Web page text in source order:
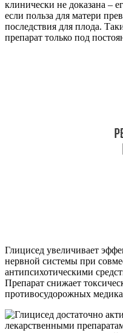
клинически не доказана –
если польза для матери
последствия для плода.
препарат только под
Глицисед увеличивает
нервной системы при
антипсихотическими
Препарат снижает
противосудорожных